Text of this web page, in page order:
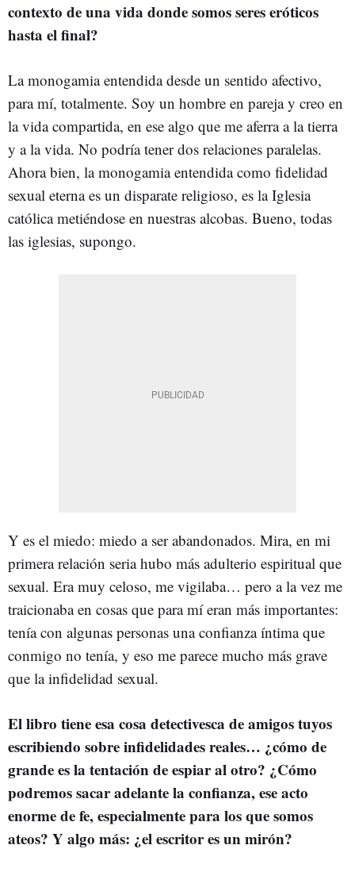
contexto de una vida donde somos seres eróticos
hasta el final?
La monogamia entendida desde un sentido afectivo,
para mí, totalmente. Soy un hombre en pareja y creo en
la vida compartida, en ese algo que me aferra a la tierra
y a la vida. No podría tener dos relaciones paralelas.
Ahora bien, la monogamia entendida como fidelidad
sexual eterna es un disparate religioso, es la Iglesia
católica metiéndose en nuestras alcobas. Bueno, todas
las iglesias, supongo.
Y es el miedo: miedo a ser abandonados. Mira, en mi
primera relación seria hubo más adulterio espiritual que
sexual. Era muy celoso, me vigilaba… pero a la vez me
traicionaba en cosas que para mí eran más importantes:
tenía con algunas personas una confianza íntima que
conmigo no tenía, y eso me parece mucho más grave
que la infidelidad sexual.
El libro tiene esa cosa detectivesca de amigos tuyos
escribiendo sobre infidelidades reales… ¿cómo de
grande es la tentación de espiar al otro? ¿Cómo
podremos sacar adelante la confianza, ese acto
enorme de fe, especialmente para los que somos
ateos? Y algo más: ¿el escritor es un mirón?